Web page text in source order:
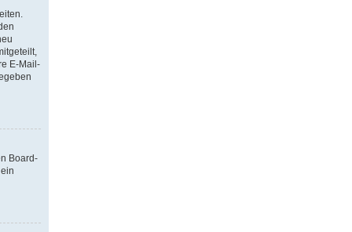
E-Mail-
Board-